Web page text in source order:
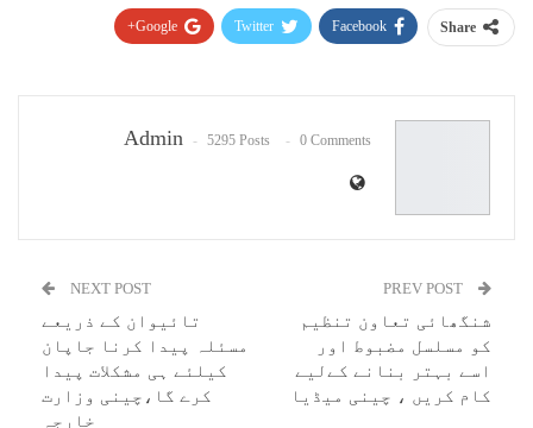
Share
Facebook
Twitter
Google+
Admin 5295 Posts 0 Comments
شنگھائی تعاون تنظیم
کو مسلسل مضبوط اور
اسے بہتر بنانے کےلیے
کام کریں ، چینی میڈیا
NEXT POST
تائیوان کے ذریعے
مسئلہ پیدا کرنا جاپان
کیلئے ہی مشکلات پیدا
کرے گا،چینی وزارت
خارجہ